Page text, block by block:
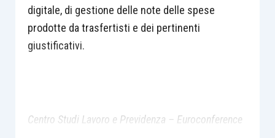
digitale, di gestione delle note delle spese
prodotte da trasfertisti e dei pertinenti
giustificativi.
Centro Studi Lavoro e Previdenza – Euroconference